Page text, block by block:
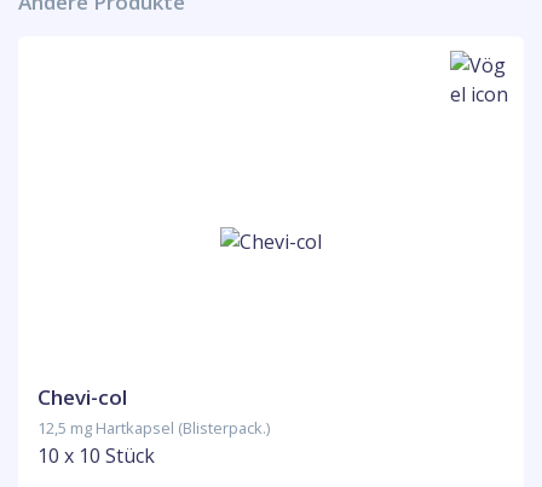
Chevi-col
12,5 mg Hartkapsel (Blisterpack.)
10 x 10 Stück